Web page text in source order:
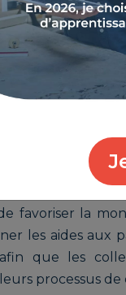
?
long
permet
favoriser la
les aides aux
que les
processus